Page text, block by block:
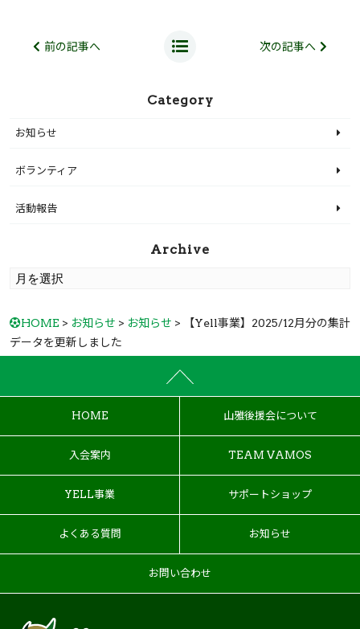
前の記事へ 次の記事へ
Category
お知らせ
ボランティア
活動報告
Archive
HOME > お知らせ > お知らせ > 【Yell事業】2025/12月分の集計
データを更新しました
HOME 山雅後援会について
入会案内 TEAM VAMOS
YELL事業 サポートショップ
よくある質問 お知らせ
お問い合わせ